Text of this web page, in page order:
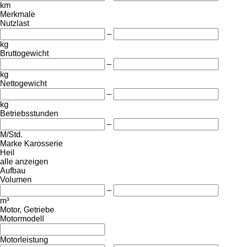
km
Merkmale
Nutzlast
–
kg
Bruttogewicht
–
kg
Nettogewicht
–
kg
Betriebsstunden
–
M/Std.
Marke Karosserie
Heil
alle anzeigen
Aufbau
Volumen
–
m³
Motor, Getriebe
Motormodell
Motorleistung